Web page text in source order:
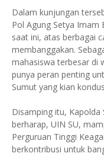
Dalam kunjungan
Pol Agung Setya Imam
saat ini, atas berbagai
membanggakan.
mahasiswa terbesar di
punya peran penting
Sumut yang kian
Disamping itu,
berharap, UIN SU,
Perguruan Tinggi
berkontribusi untuk